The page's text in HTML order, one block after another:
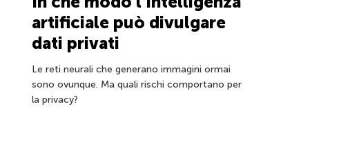
artificiale può divulgare
dati privati
Le reti neurali che generano immagini ormai
sono ovunque. Ma quali rischi comportano per
la privacy?